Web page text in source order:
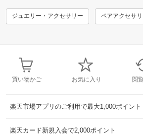
ジュエリー・アクセサリー ペアアクセサ
買い物かご お気に入り 閲
楽天市場アプリのご利用で最大1,000ポイント
楽天カード新規入会で2,000ポイント